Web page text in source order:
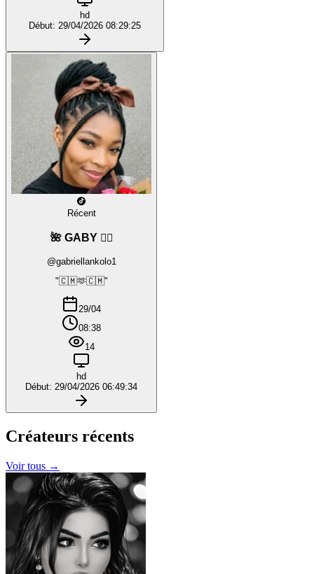
hd
Début: 29/04/2026 08:29:25
Récent
🌺 GABY ❤️‍🔥
@gabriellankolo1
"🇨🇲🫶🇨🇲"
29/04
08:38
14
hd
Début: 29/04/2026 06:49:34
Créateurs récents
Voir tous →